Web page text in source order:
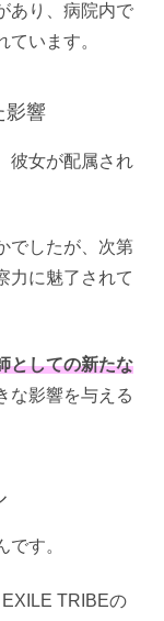
あり、病院内で
います。
影響
彼女が配属され
でしたが、次第
力に魅了されて
としての新たな
な影響を与える
です。
TRIBEの